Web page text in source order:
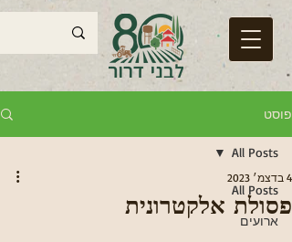
פוסט
All Posts
ארועים
All Posts
פסולת אלקטרונית
4 בדצמ׳ 2023